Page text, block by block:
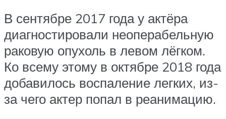
В сентябре 2017 года у актёра
диагностировали неоперабельную
раковую опухоль в левом лёгком.
Ко всему этому в октябре 2018 года
добавилось воспаление легких, из-
за чего актер попал в реанимацию.